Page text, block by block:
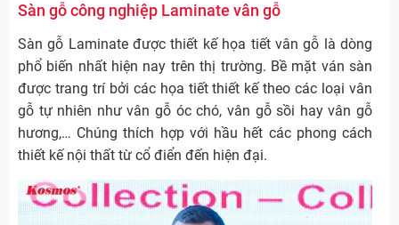
Sàn gỗ công nghiệp Laminate vân gỗ
Sàn gỗ Laminate được thiết kế họa tiết vân gỗ là dòng
phổ biến nhất hiện nay trên thị trường. Bề mặt ván sàn
được trang trí bởi các họa tiết thiết kế theo các loại vân
gỗ tự nhiên như vân gỗ óc chó, vân gỗ sồi hay vân gỗ
hương,… Chúng thích hợp với hầu hết các phong cách
thiết kế nội thất từ cổ điển đến hiện đại.